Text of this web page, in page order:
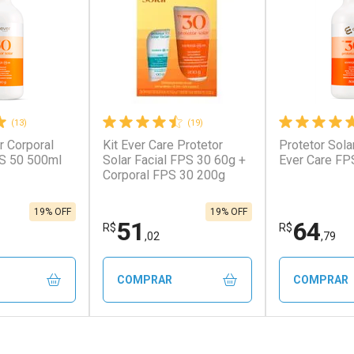
cada
cada
Ativar Desconto
Por R$ 438,81/cada
Por R$ 438,81/cada
Ativar
Por R$
Por R$
(13)
Corporal
50 500ml
19% OFF
(19)
Kit Ever Care Protetor
Solar Facial FPS 30 60g +
Corporal FPS 30 200g
R$51 ,02
19% OFF
COMPRAR
Protetor
Ever Care
R$64,79
COMPRAR